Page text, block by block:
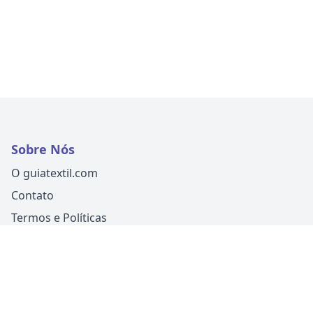
Sobre Nós
O guiatextil.com
Contato
Termos e Políticas